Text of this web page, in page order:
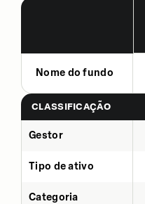
Nome do fundo
CLASSIFICAÇÃO
Gestor
Tipo de ativo
Categoria